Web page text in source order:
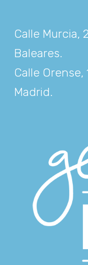
Calle Murcia,
Baleares.
Calle Orense,
Madrid.